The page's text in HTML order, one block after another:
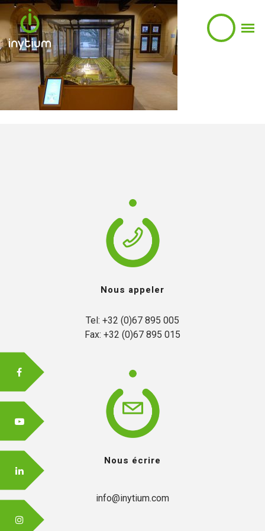
EN
Nous appeler
Tel: +32 (0)67 895 005
Fax: +32 (0)67 895 015
Nous écrire
info@inytium.com